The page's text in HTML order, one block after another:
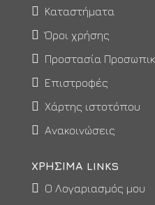
Καταστήματα
Όροι χρήσης
Προστασία
Επιστροφές
Χάρτης ιστοτόπου
Ανακοινώσεις
ΧΡΉΣΙΜΑ LINKS
Ο Λογαριασμός μου